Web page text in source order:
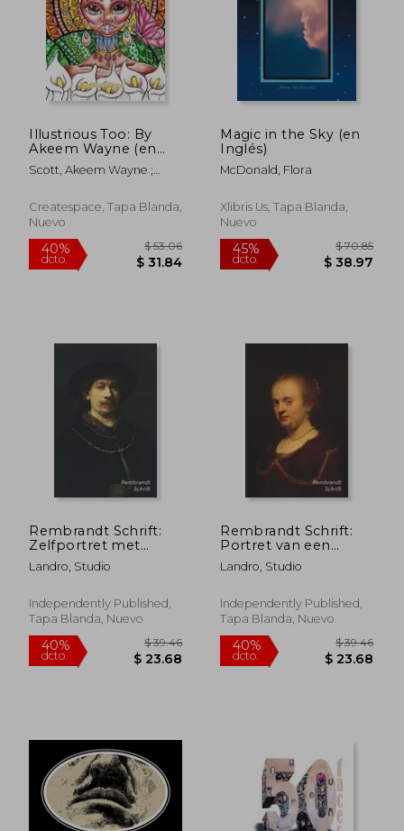
40% $ 45.84 45%
Illustrious Too: By
Akeem Wayne (en
Inglés)
Scott, Akeem Wayne ;
Createspace, Tapa Blanda,
Nuevo
40%
dcto.
$ 53.06
Magic in the Sky (en
Inglés)
McDonald, Flora
Xlibris Us, Tapa Blanda,
Nuevo
45%
dcto.
Rembrandt Schrift:
Zelfportret met
baret en twee
gouden kettingen
voor Aantekeningen
Stijlvol Notitieboek
Landro, Studio
Independently Published,
Tapa Blanda, Nuevo
Rembrandt Schrift:
Portret van een
jonge vrouw Artistiek
Dagboek voor
Stijlvol Notitieboek
Ideaal Voor School,
Landro, Studio
Independently Published,
Tapa Blanda, Nuevo